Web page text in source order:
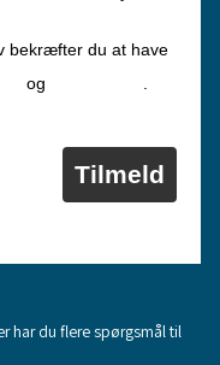
bekræfter du at have
og
Tilmeld
har du flere spørgsmål til